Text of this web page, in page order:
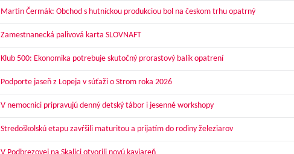
Martin Čermák: Obchod s hutníckou produkciou bol na českom trhu opatrný
Zamestnanecká palivová karta SLOVNAFT
Klub 500: Ekonomika potrebuje skutočný prorastový balík opatrení
Podporte jaseň z Lopeja v súťaži o Strom roka 2026
V nemocnici pripravujú denný detský tábor i jesenné workshopy
Stredoškolskú etapu zavŕšili maturitou a prijatím do rodiny železiarov